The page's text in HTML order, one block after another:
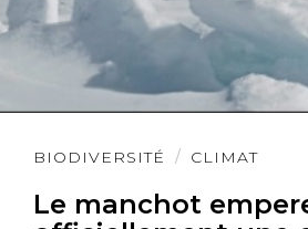
BIODIVERSITÉ CLIMAT
Le manchot
Lire